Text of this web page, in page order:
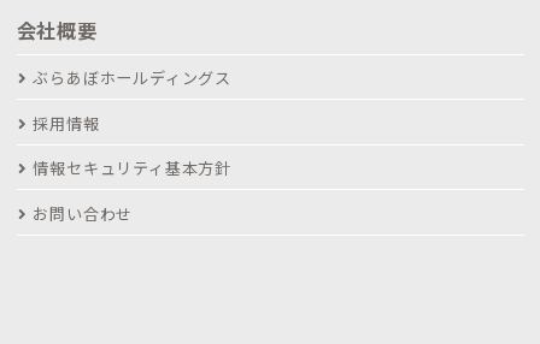
会社概要
ぶらあぼホールディングス
採用情報
情報セキュリティ基本方針
お問い合わせ